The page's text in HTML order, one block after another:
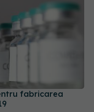
fabricarea